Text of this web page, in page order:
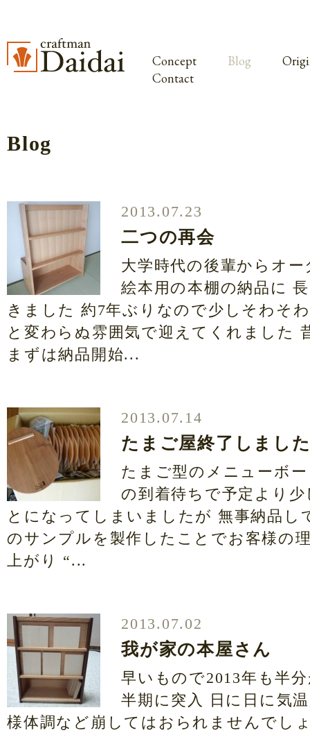
Concept Blog
Contact
Blog
2013.07.23
二つの再会
大学時代の後輩からオ
絵本用の本棚の納品に
きました 約7年ぶりなので少しそわそ
と変わらぬ雰囲気で迎えてくれました
まずは納品開始...
2013.07.14
たまご屋終了しまし
たまご型のメニューボ
の到着待ちで予定より
とになってしまいましたが 無事納品し
のサンプルを製作したことでお客様の
上がり “...
2013.07.02
我が家の本屋さん
早いもので2013年も半
半期に突入 日に日に気
様体調など崩してはおられませんでし